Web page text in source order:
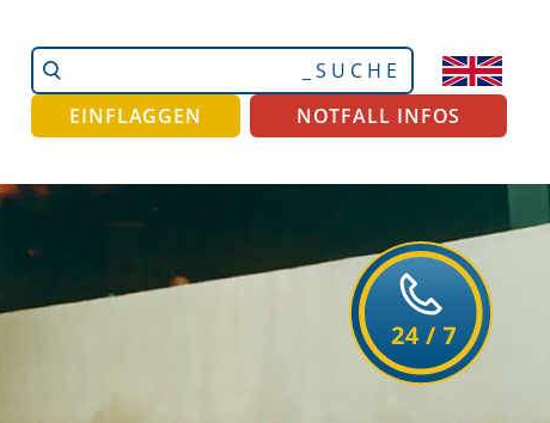
Website
durchsuchen
Erweiterte
Suche…
EINFLAGGEN
NOTFALL INFOS